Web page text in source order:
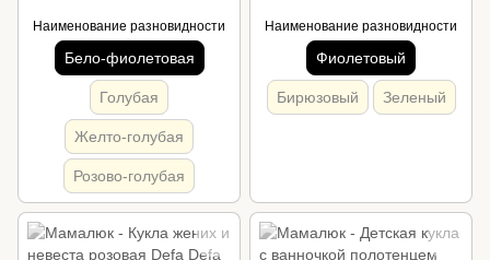
Наименование разновидности
Бело-фиолетовая
Голубая
Желто-голубая
Розово-голубая
Наименование разновидности
Фиолетовый
Бирюзовый Зеленый